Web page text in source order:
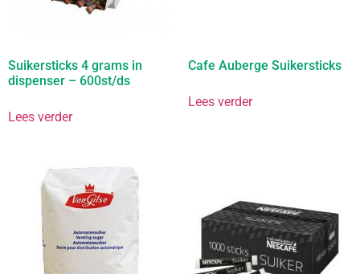
Suikersticks 4 grams in
dispenser – 600st/ds
Lees verder
Cafe Auberge Suikersticks
Lees verder